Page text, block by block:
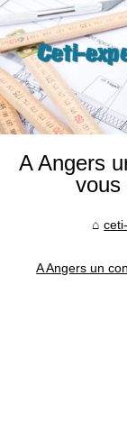
A Angers
vous
A Angers un